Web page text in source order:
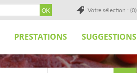
Votre sélection : (0)
PRESTATIONS SUGGESTIONS